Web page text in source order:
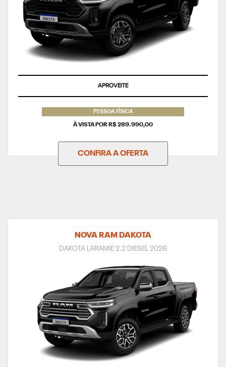
APROVEITE
PESSOA FÍSICA
À VISTA POR R$ 289.990,00
CONFIRA A OFERTA
NOVA RAM DAKOTA
DAKOTA LARAMIE 2.2 DIESEL 2026